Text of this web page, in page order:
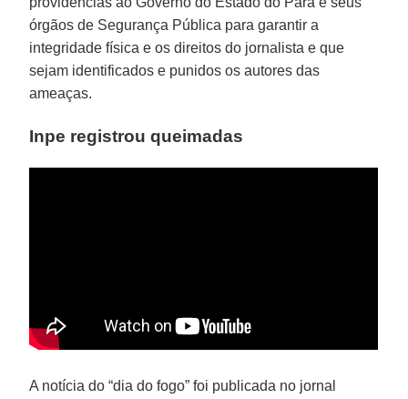
órgãos de Segurança Pública para garantir a
integridade física e os direitos do jornalista e que
sejam identificados e punidos os autores das
ameaças.
Inpe registrou queimadas
A notícia do “dia do fogo” foi publicada no jornal